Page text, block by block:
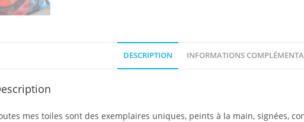
DESCRIPTION INFORMATIONS
mes toiles sont des exemplaires uniques, peints à la main, signées,